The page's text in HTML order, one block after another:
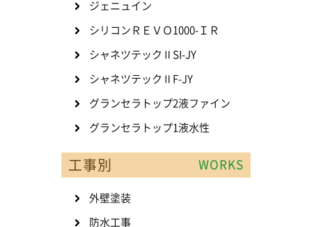
ジェニュイン
シリコンＲＥＶＯ1000-ＩＲ
シャネツテックⅡSI-JY
シャネツテックⅡF-JY
グランセラトップ2液ファイン
グランセラトップ1液水性
工事別 WORKS
外壁塗装
防水工事